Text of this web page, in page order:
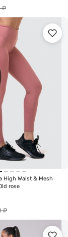
₽
High Waist & Mesh
rose
₽